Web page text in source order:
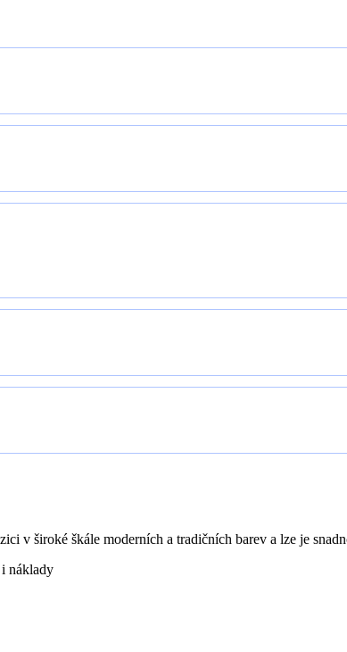
v široké škále moderních a tradičních barev a lze je
náklady